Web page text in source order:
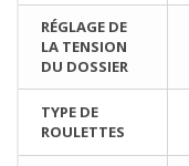
RÉGLAGE DE
LA TENSION
DU DOSSIER
TYPE DE
ROULETTES